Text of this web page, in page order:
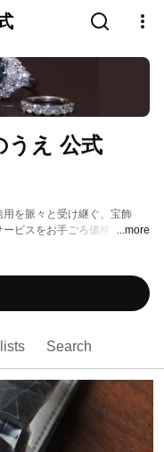
うえ 公式
用を脈々と受け継ぐ、宝飾
ビスをお手ごろ価格でご提
...more
Search